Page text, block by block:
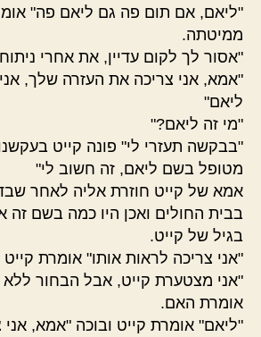
"ליאם, אם תום פה גם ליאם פה"
ממיטתה.
"אסור לך לקום עדיין, את אחרי
"אמא, אני צריכה את העזרה שלך,
ליאם"
"מי זה ליאם?"
"בבקשה תעזרי לי" פונה קייט
מטופל בשם ליאם, זה חשוב לי"
אמא של קייט חוזרת אליה לאחר
בבית החולים ואכן היו כמה בשם זה
בגיל של קייט.
"אני צריכה לראות אותו" אומרת קייט
"אני מצטערת קייט, אבל הבחור
אומרת האם.
"ליאם" אומרת קייט ובוכה "אמא, אני